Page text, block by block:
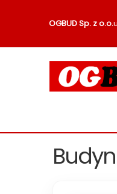
OGBUD Sp. z o.o.